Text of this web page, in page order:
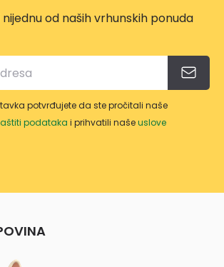
od naših vrhunskih ponuda
potvrđujete da ste pročitali naše
podataka i prihvatili našeuslove